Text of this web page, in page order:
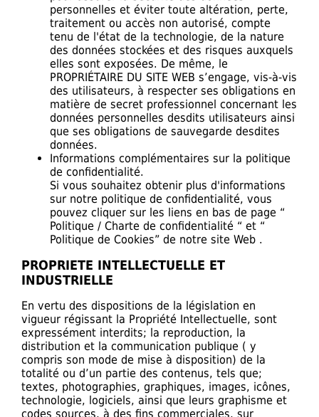
personnelles et éviter toute altération, perte,
traitement ou accès non autorisé, compte
tenu de l'état de la technologie, de la nature
des données stockées et des risques auxquels
elles sont exposées. De même, le
PROPRIÉTAIRE DU SITE WEB s’engage, vis-à-vis
des utilisateurs, à respecter ses obligations en
matière de secret professionnel concernant les
données personnelles desdits utilisateurs ainsi
que ses obligations de sauvegarde desdites
données.
Informations complémentaires sur la politique
de confidentialité.
Si vous souhaitez obtenir plus d'informations
sur notre politique de confidentialité, vous
pouvez cliquer sur les liens en bas de page “
Politique / Charte de confidentialité “ et “
Politique de Cookies” de notre site Web .
PROPRIETE INTELLECTUELLE ET
INDUSTRIELLE
En vertu des dispositions de la législation en
vigueur régissant la Propriété Intellectuelle, sont
expressément interdits; la reproduction, la
distribution et la communication publique ( y
compris son mode de mise à disposition) de la
totalité ou d’un partie des contenus, tels que;
textes, photographies, graphiques, images, icônes,
technologie, logiciels, ainsi que leurs graphisme et
codes sources, à des fins commerciales, sur